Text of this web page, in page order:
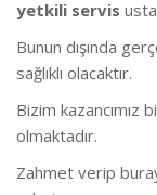
yetkili servis
Bunun dışında
sağlıklı olacaktır.
Bizim
olmaktadır.
Zahmet verip